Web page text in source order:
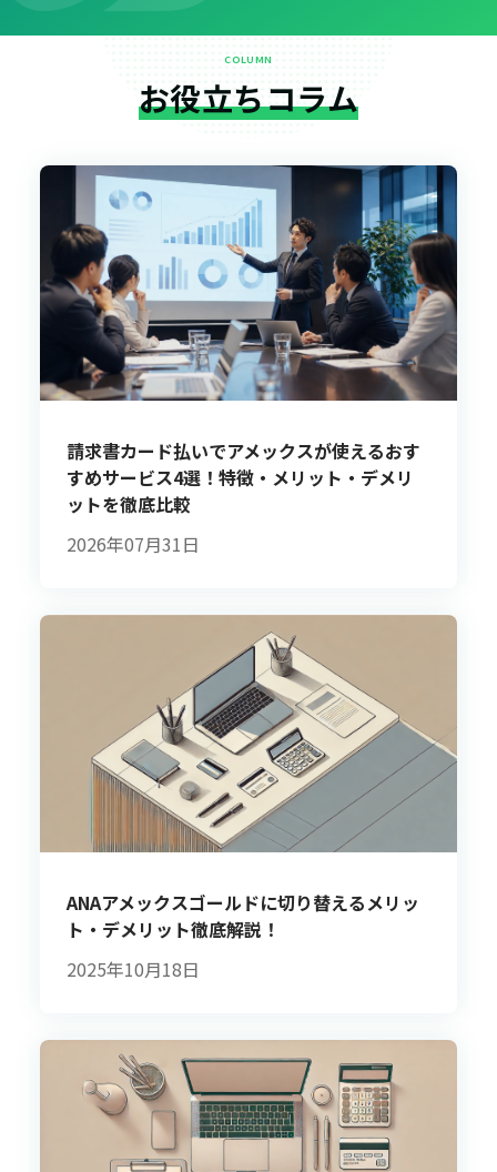
COLUMN
お役立ちコラム
請求書カード払いでアメックスが使えるおす
すめサービス4選！特徴・メリット・デメリ
ットを徹底比較
2026年07月31日
ANAアメックスゴールドに切り替えるメリッ
ト・デメリット徹底解説！
2025年10月18日